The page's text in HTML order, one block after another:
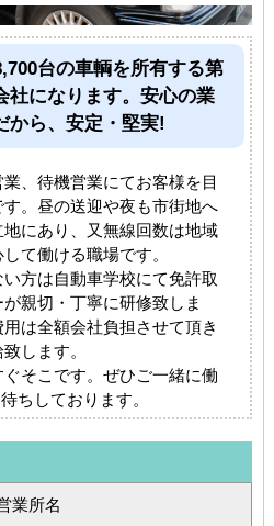
台の車輌を所有する第
社になります。安心の業
から、安定・堅実!
、待機営業にてお客様を目
。昼の送迎や夜も市街地へ
にあり、又無線回数は地域
て働ける職場です。
方は自動車学校にて免許取
親切・丁寧に研修致しま
は全額会社負担させて頂き
します。
そこです。ぜひご一緒に働
ちしております。
業所名